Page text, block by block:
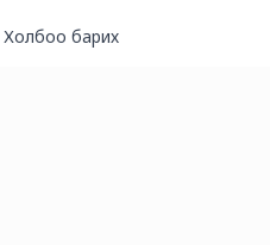
Холбоо барих